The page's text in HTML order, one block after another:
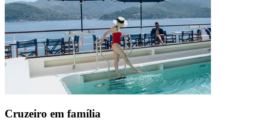
Cruzeiro em família